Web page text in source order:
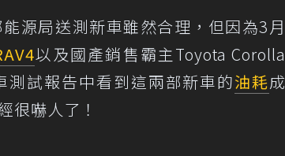
源局送測新車雖然合理，但因為3月
以及國產銷售霸主Toyota Corolla
試報告中看到這兩部新車的油耗成
很嚇人了！